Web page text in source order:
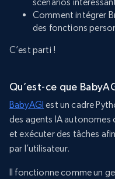
Comment intégrer
des fonctions
C’est parti !
Qu’est-ce que
BabyAGI est un cadre
des agents IA autonomes
et exécuter des tâches
par l’utilisateur.
Il fonctionne comme un